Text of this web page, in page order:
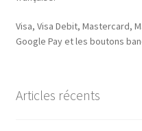
Visa, Visa Debit, Mastercard,
Google Pay et les boutons
Articles récents